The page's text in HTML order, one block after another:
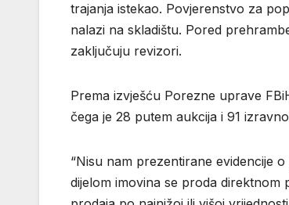
trajanja istekao. Povjerenstvo za
nalazi na skladištu. Pored
zaključuju revizori.
Prema izvješću Porezne uprave
čega je 28 putem aukcija i 91
“Nisu nam prezentirane evidencije
dijelom imovina se proda